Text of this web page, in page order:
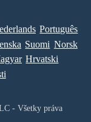
Português
Suomi Norsk
Hrvatski
- Všetky práva